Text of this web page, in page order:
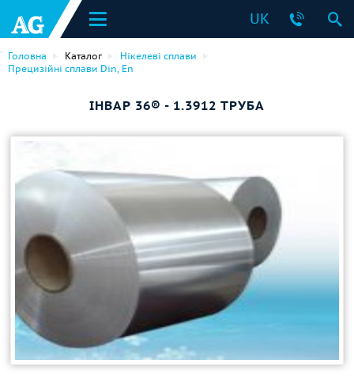
UK
Головна Каталог
Нікелеві сплави
Прецизійні сплави Din, En
ІНВАР 36® - 1.3912 ТРУБА